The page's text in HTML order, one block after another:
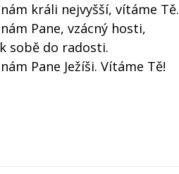
králi nejvyšší, vítáme Tě.
Pane, vzácný hosti,
sobě do radosti.
Pane Ježíši. Vítáme Tě!